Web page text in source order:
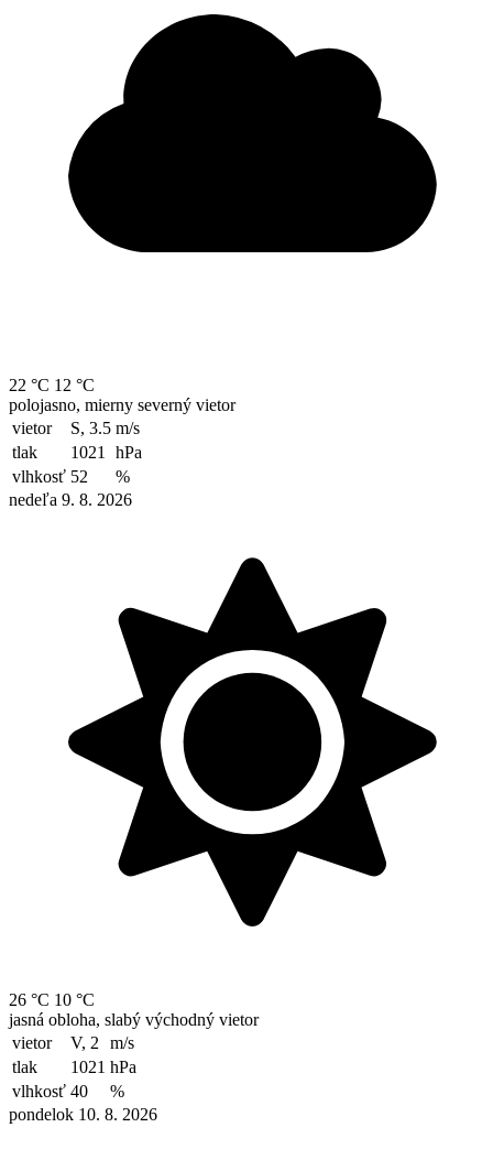
22 °C 12 °C
polojasno, mierny severný vietor
vietor
S, 3.5 m/s
tlak
1021
hPa
vlhkosť 52
%
nedeľa 9. 8. 2026
26 °C 10 °C
jasná obloha, slabý východný vietor
vietor
V, 2
m/s
tlak
1021 hPa
vlhkosť 40
%
pondelok 10. 8. 2026